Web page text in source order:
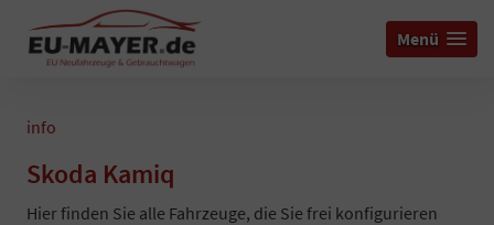
Menü
info
Skoda Kamiq
Hier finden Sie alle Fahrzeuge, die Sie frei konfigurieren